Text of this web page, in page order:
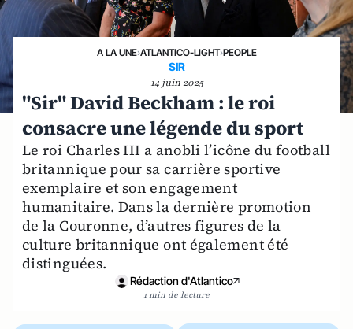
A LA UNE›ATLANTICO-LIGHT›PEOPLE
SIR
14 juin 2025
"Sir" David Beckham : le roi
consacre une légende du sport
Le roi Charles III a anobli l’icône du football
britannique pour sa carrière sportive
exemplaire et son engagement
humanitaire. Dans la dernière promotion
de la Couronne, d’autres figures de la
culture britannique ont également été
distinguées.
Rédaction d'Atlantico
1 min de lecture